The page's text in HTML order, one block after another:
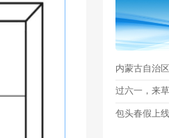
过六一，来
包头春假上